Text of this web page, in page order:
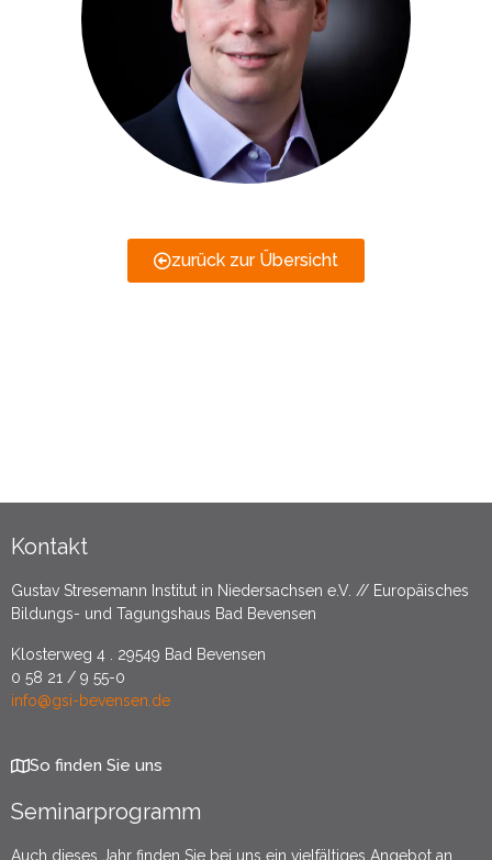
zurück zur Übersicht
Kontakt
Gustav Stresemann Institut in Niedersachsen e.V. // Europäisches
Bildungs- und Tagungshaus Bad Bevensen
Klosterweg 4 . 29549 Bad Bevensen
0 58 21 / 9 55-0
info@gsi-bevensen.de
So finden Sie uns
Seminarprogramm
Auch dieses Jahr finden Sie bei uns ein vielfältiges Angebot an